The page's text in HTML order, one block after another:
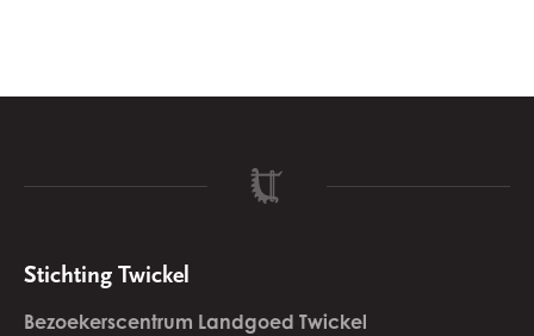
Stichting Twickel
Bezoekerscentrum Landgoed Twickel